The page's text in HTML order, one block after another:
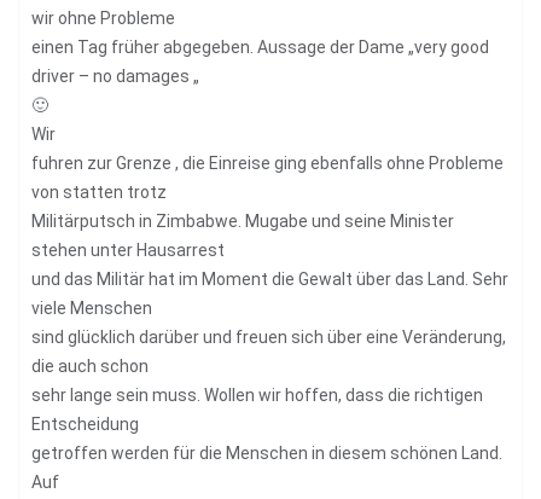
wir ohne Probleme
einen Tag früher abgegeben. Aussage der Dame „very good
driver – no damages „
🙂
Wir
fuhren zur Grenze , die Einreise ging ebenfalls ohne Probleme
von statten trotz
Militärputsch in Zimbabwe. Mugabe und seine Minister
stehen unter Hausarrest
und das Militär hat im Moment die Gewalt über das Land. Sehr
viele Menschen
sind glücklich darüber und freuen sich über eine Veränderung,
die auch schon
sehr lange sein muss. Wollen wir hoffen, dass die richtigen
Entscheidung
getroffen werden für die Menschen in diesem schönen Land.
Auf